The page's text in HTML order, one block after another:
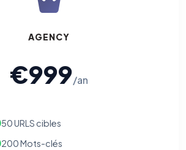
AGENCY
€999/an
50 URLS cibles
200 Mots-clés